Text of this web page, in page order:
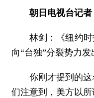
朝日电视台记
林剑：《纽约
向“台独”分裂势力
你刚才提到的
们注意到，美方以